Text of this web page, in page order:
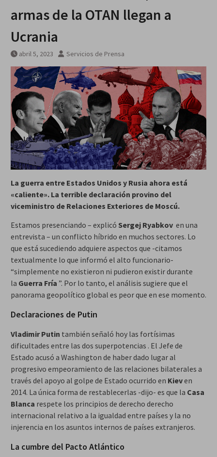
armas de la OTAN llegan a
Ucrania
abril 5, 2023 Servicios de Prensa
La guerra entre Estados Unidos y Rusia ahora está
«caliente». La terrible declaración provino del
viceministro de Relaciones Exteriores de Moscú.
Estamos presenciando – explicó Sergej Ryabkoven una
entrevista – un conflicto híbrido en muchos sectores. Lo
que está sucediendo adquiere aspectos que -citamos
textualmente lo que informó el alto funcionario-
“simplemente no existieron ni pudieron existir durante
la Guerra Fría ”. Por lo tanto, el análisis sugiere que el
panorama geopolítico global es peor que en ese momento.
Declaraciones de Putin
Vladimir Putin también señaló hoy las fortísimas
dificultades entre las dos superpotencias . El Jefe de
Estado acusó a Washington de haber dado lugar al
progresivo empeoramiento de las relaciones bilaterales a
través del apoyo al golpe de Estado ocurrido en Kieven
2014. La única forma de restablecerlas -dijo- es que la Casa
Blanca respete los principios de derecho derecho
internacional relativo a la igualdad entre países y la no
injerencia en los asuntos internos de países extranjeros.
La cumbre del Pacto Atlántico